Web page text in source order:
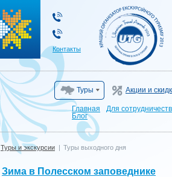
Контакты
Туры Акции и
Главная
Для
Блог
Туры и экскурсии | Туры выходного дня
Зима в Полесском заповеднике